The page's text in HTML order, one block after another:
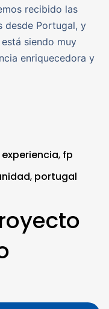
recibido las
desde Portugal, y
siendo muy
enriquecedora y
experiencia, fp
, portugal